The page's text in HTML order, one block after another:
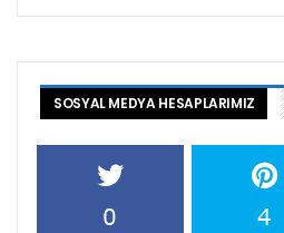
SOSYAL MEDYA HESAPLARIMIZ
0 4